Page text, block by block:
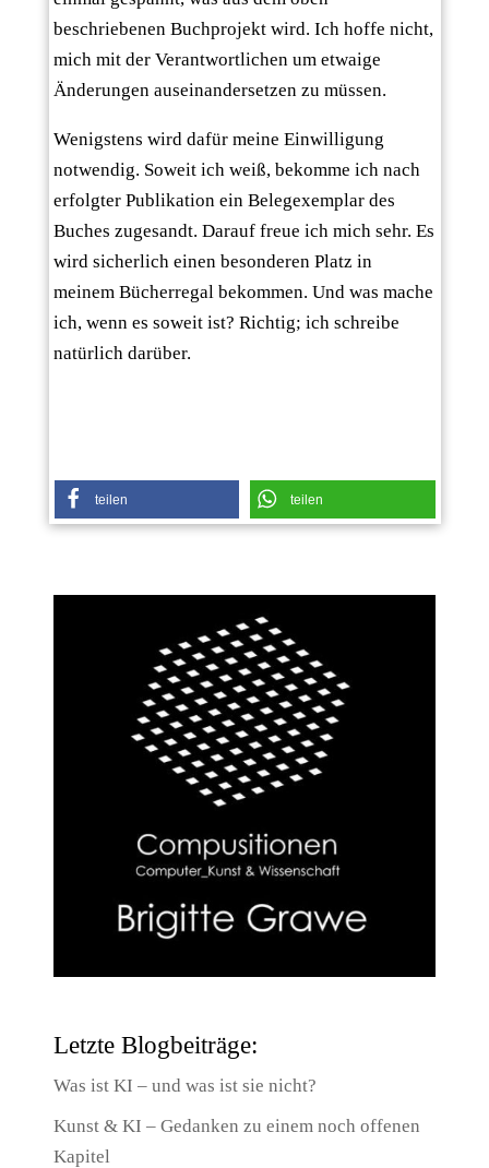
beschriebenen Buchprojekt wird. Ich hoffe nicht,
mich mit der Verantwortlichen um etwaige
Änderungen auseinandersetzen zu müssen.
Wenigstens wird dafür meine Einwilligung
notwendig. Soweit ich weiß, bekomme ich nach
erfolgter Publikation ein Belegexemplar des
Buches zugesandt. Darauf freue ich mich sehr. Es
wird sicherlich einen besonderen Platz in
meinem Bücherregal bekommen. Und was mache
ich, wenn es soweit ist? Richtig; ich schreibe
natürlich darüber.
teilen teilen
Letzte Blogbeiträge:
Was ist KI – und was ist sie nicht?
Kunst & KI – Gedanken zu einem noch offenen
Kapitel